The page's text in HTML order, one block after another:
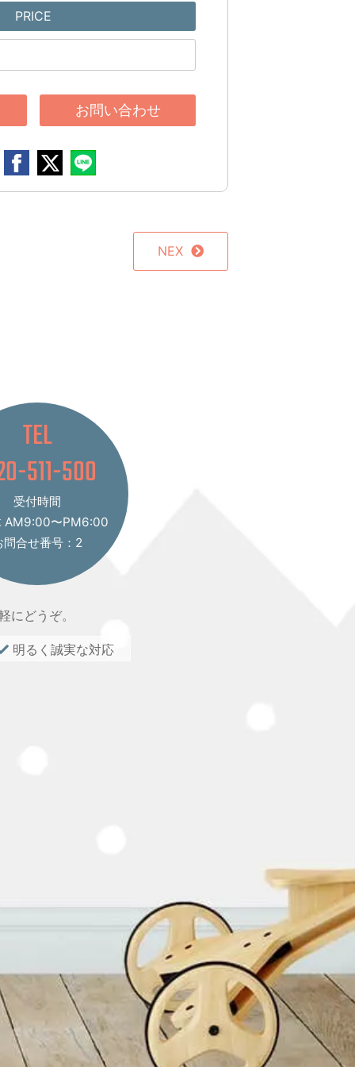
PRICE
お問い合わせ
NEX
TEL
511-500
受付時間
AM9:00〜PM6:00
問合せ番号：2
にどうぞ。
明るく誠実な対応